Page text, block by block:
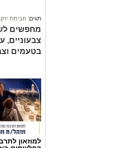
תגים: חביתת ירק
מחפשים
צבעוניים,
בטעמים
למוזאון